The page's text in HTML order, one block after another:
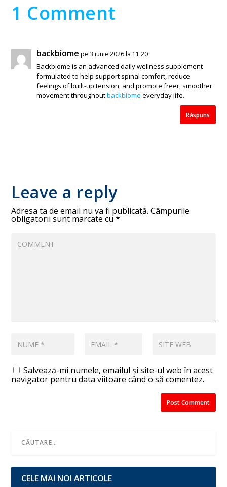
1 Comment
backbiome pe 3 iunie 2026 la 11:20
Backbiome is an advanced daily wellness supplement
formulated to help support spinal comfort, reduce
feelings of built-up tension, and promote freer, smoother
movement throughoutbackbiome everyday life.
Răspuns
Leave a reply
Adresa ta de email nu va fi publicată. Câmpurile
obligatorii sunt marcate cu*
Salvează-mi numele, emailul și site-ul web în acest
navigator pentru data viitoare când o să comentez.
CELE MAI NOI ARTICOLE